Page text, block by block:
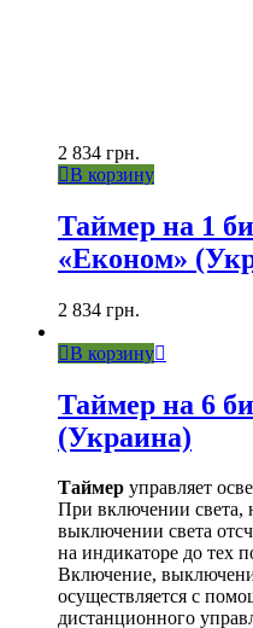
2 834 грн.
В корзину
Таймер на 1
«Економ»
2 834 грн.
В корзину
Таймер на 6
(Украина)
Таймер управляет
При включении света,
выключении света
на индикаторе до тех
Включение,
осуществляется с
дистанционного